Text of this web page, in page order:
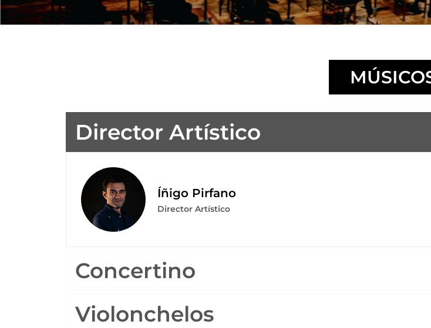
Director Artístico
Íñigo Pirfano
Director Artístico
Concertino
Violonchelos